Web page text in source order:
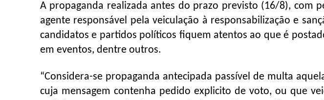
A propaganda realizada antes do prazo previsto (16/8), com
agente responsável pela veiculação à responsabilização e
candidatos e partidos políticos fiquem atentos ao que é
em eventos, dentre outros.
“Considera-se propaganda antecipada passível de multa
cuja mensagem contenha pedido explicito de voto, ou que